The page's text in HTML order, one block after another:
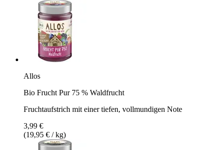
Allos
Bio Frucht Pur 75 % Waldfrucht
Fruchtaufstrich mit einer tiefen, vollmundigen Note
3,99 €
(19,95 € / kg)